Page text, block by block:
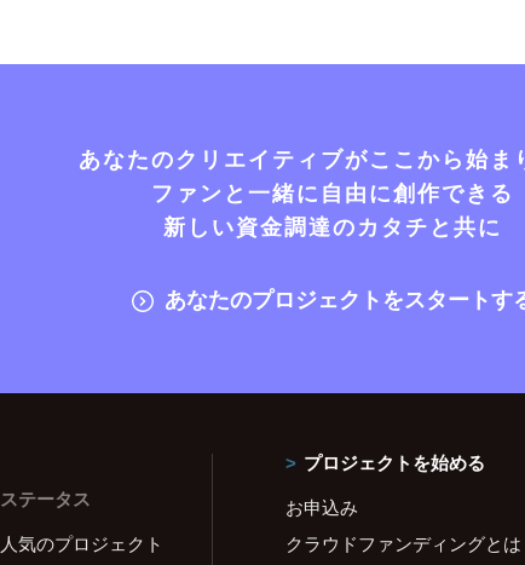
あなたのクリエイティブがここから始ま
ファンと一緒に自由に創作できる
新しい資金調達のカタチと共に
あなたのプロジェクトをスタートす
ステータス
人気のプロジェクト
プロジェクトを始める
お申込み
クラウドファンディングとは